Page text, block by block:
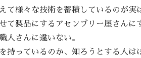
て様々な技術を蓄積しているのが実
て製品にするアセンブリー屋さんに
人さんに違いない。
持っているのか、知ろうとする人は